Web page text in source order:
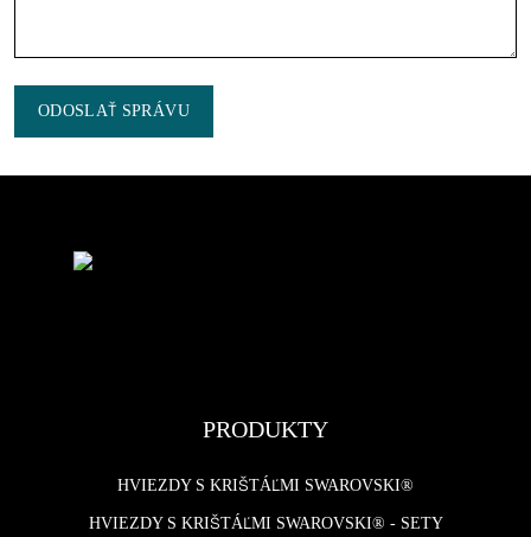
ODOSLAŤ SPRÁVU
PRODUKTY
HVIEZDY S KRIŠTÁĽMI SWAROVSKI®
HVIEZDY S KRIŠTÁĽMI SWAROVSKI® - SETY